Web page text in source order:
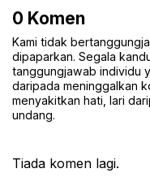
0 Komen
Kami tidak
dipaparkan. Segala
tanggungjawab individu
daripada meninggalkan
menyakitkan hati, lari
undang.
Tiada komen lagi.